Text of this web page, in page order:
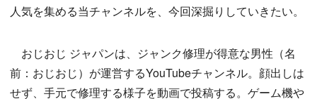
人気を集める当チャンネルを、今回深掘りしていきたい。
おじおじ ジャパンは、ジャンク修理が得意な男性（名
前：おじおじ）が運営するYouTubeチャンネル。顔出しは
せず、手元で修理する様子を動画で投稿する。ゲーム機や